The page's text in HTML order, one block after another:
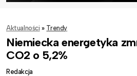
Aktualności » Trendy
Niemiecka energetyka
CO2 o 5,2%
Redakcja